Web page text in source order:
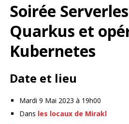
Soirée
Quarkus et
Kubernetes
Date et lieu
Mardi 9 Mai 2023 à 19h00
Dans les locaux de Mirakl